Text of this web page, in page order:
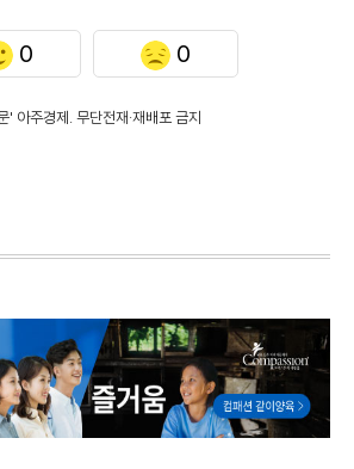
0 0
아주경제. 무단전재·재배포 금지